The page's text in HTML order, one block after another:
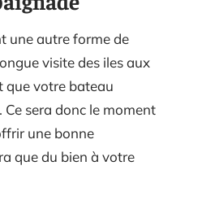
une autre forme de
visite des iles aux
que votre bateau
Ce sera donc le moment
une bonne
que du bien à votre